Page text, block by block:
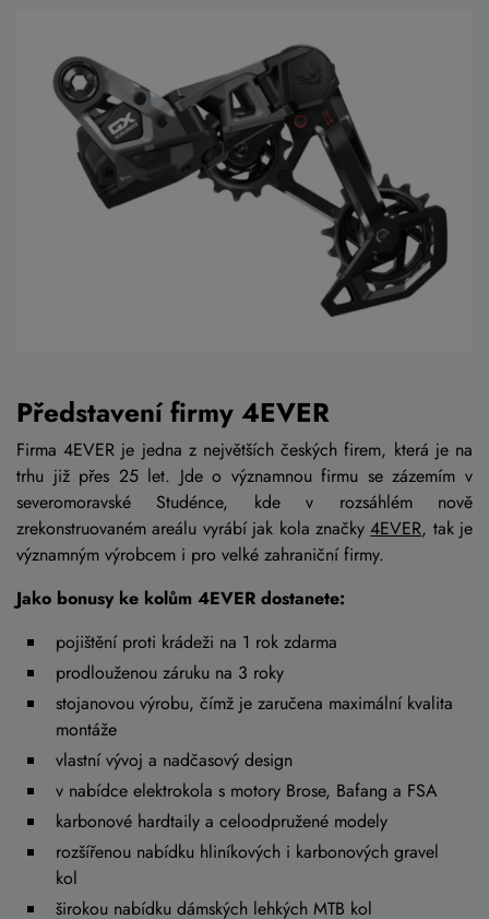
Představení firmy 4EVER
Firma 4EVER je jedna z největších českých firem, která je na
trhu již přes 25 let. Jde o významnou firmu se zázemím v
severomoravské Studénce, kde v rozsáhlém nově
zrekonstruovaném areálu vyrábí jak kola značky4EVER, tak je
významným výrobcem i pro velké zahraniční firmy.
Jako bonusy ke kolům 4EVER dostanete:
pojištění proti krádeži na 1 rok zdarma
prodlouženou záruku na 3 roky
stojanovou výrobu, čímž je zaručena maximální kvalita
montáže
vlastní vývoj a nadčasový design
v nabídce elektrokola s motory Brose, Bafang a FSA
karbonové hardtaily a celoodpružené modely
rozšířenou nabídku hliníkových i karbonových gravel
kol
širokou nabídku dámských lehkých MTB kol